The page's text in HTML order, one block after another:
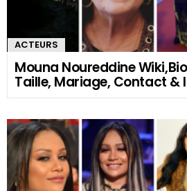
ACTEURS
Mouna Noureddine
Taille, Mariage, Contact &